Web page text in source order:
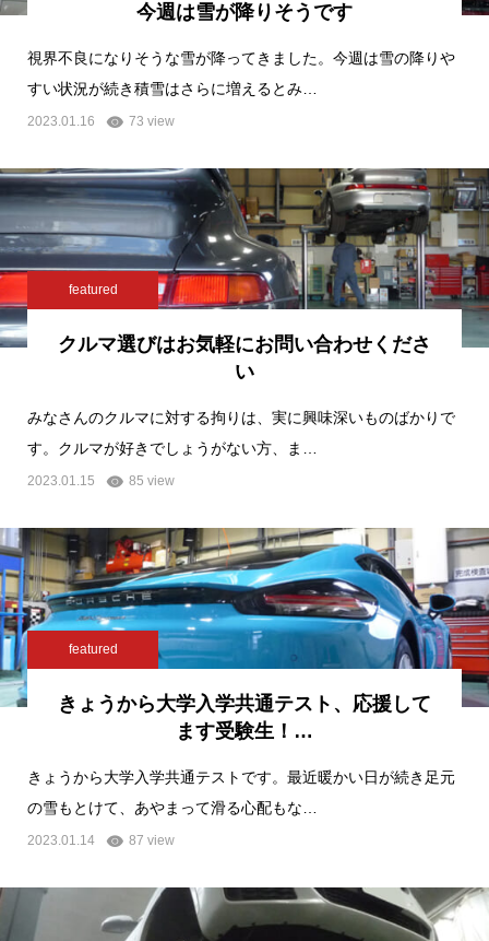
今週は雪が降りそうです
視界不良になりそうな雪が降ってきました。今週は雪の降りや
すい状況が続き積雪はさらに増えるとみ…
2023.01.16 73 view
featured
クルマ選びはお気軽にお問い合わせくださ
い
みなさんのクルマに対する拘りは、実に興味深いものばかりで
す。クルマが好きでしょうがない方、ま…
2023.01.15 85 view
featured
きょうから大学入学共通テスト、応援して
ます受験生！…
きょうから大学入学共通テストです。最近暖かい日が続き足元
の雪もとけて、あやまって滑る心配もな…
2023.01.14 87 view